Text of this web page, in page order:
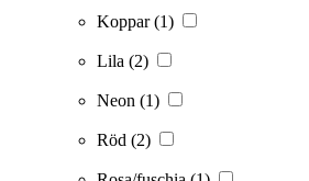
Koppar(1)
Lila (2)
Neon (1)
Röd (2)